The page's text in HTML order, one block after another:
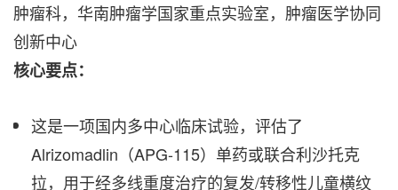
肿瘤科，华南肿瘤学国家重点实验室，肿瘤医学协同
创新中心
核心要点：
这是一项国内多中心临床试验，评估了
Alrizomadlin（APG-115）单药或联合利沙托克
拉，用于经多线重度治疗的复发/转移性儿童横纹